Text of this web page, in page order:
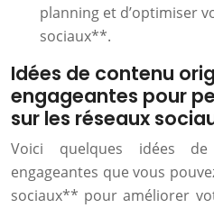
planning et d’optimiser
sociaux**.
Idées de contenu
engageantes pour
sur les réseaux
Voici quelques idées
engageantes que vous
sociaux** pour améliorer